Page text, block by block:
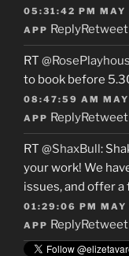
05:31:42 PM MAY
APP ReplyRetweet
RT
to book before
08:47:59 AM
APP ReplyRetweet
RT @ShaxBull:
your work! We
issues, and offer
01:29:06 PM
APP ReplyRetweet